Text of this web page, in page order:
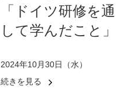
「ドイツ研修を通
して学んだこと」
2024年10月30日（水）
続きを見る